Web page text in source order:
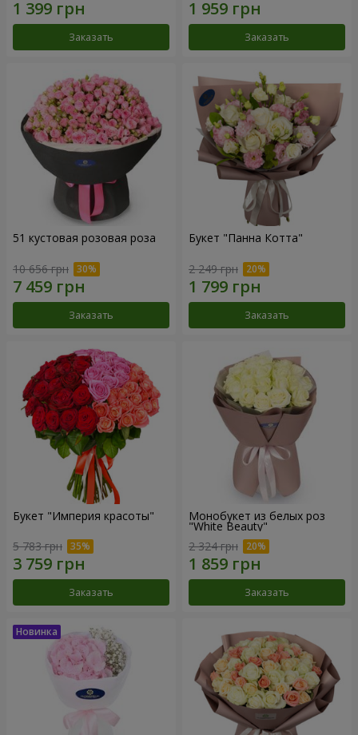
Заказать Заказать
51 кустовая розовая роза
10 656 грн
Заказать
Букет "Панна Котта"
2 249 грн
Заказать
Букет "Империя красоты"
5 783 грн
Заказать
Монобукет из белых роз
"White Beauty"
2 324 грн
Заказать